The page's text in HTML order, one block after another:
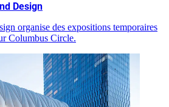
Design
organise des expositions temporaires
Columbus Circle.